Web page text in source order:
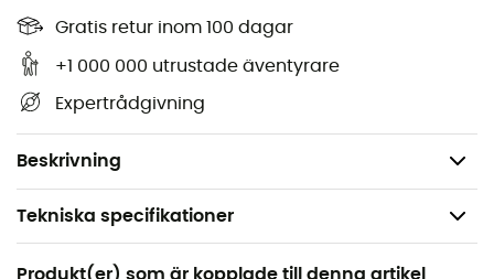
Gratis retur inom 100 dagar
+1 000 000 utrustade äventyrare
Expertrådgivning
Beskrivning
Skalmaterial: Carbon Grilamid® LFT
Språkets lutningsgrad: 9º / 11º
Vikt: 2 x 990 g
Tekniska specifikationer
Rekommenderad för
Produkt(er) som är kopplade till denna artikel